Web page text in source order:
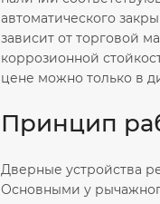
автоматического
зависит от торговой
коррозионной
цене можно только в
Принцип
Дверные устройства
Основными у